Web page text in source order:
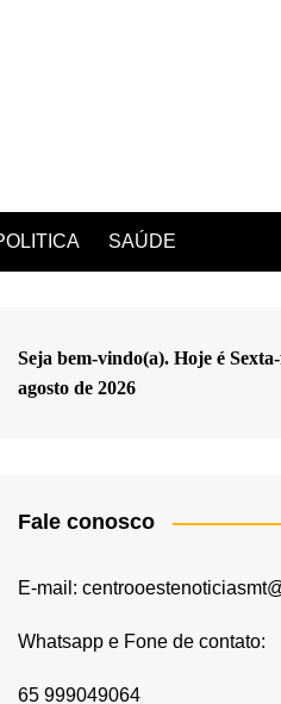
SAÚDE
Seja bem-vindo(a). Hoje é
agosto de 2026
Fale conosco
E-mail:
Whatsapp e Fone de contato:
65 999049064